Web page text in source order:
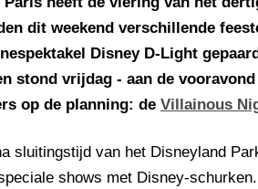
dit weekend verschillende
Disney D-Light
stond vrijdag - aan de
op de planning: de Villainous
sluitingstijd van het Disneyland
shows met Disney-